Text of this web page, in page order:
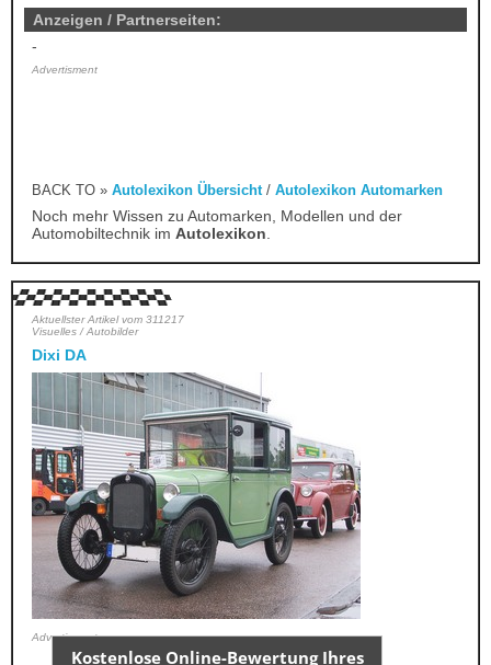
Anzeigen / Partnerseiten:
-
Advertisment
BACK TO » Autolexikon Übersicht / Autolexikon Automarken
Noch mehr Wissen zu Automarken, Modellen und der
Automobiltechnik im Autolexikon
Aktuellster Artikel vom 311217
Visuelles / Autobilder
Dixi DA
Advertisment